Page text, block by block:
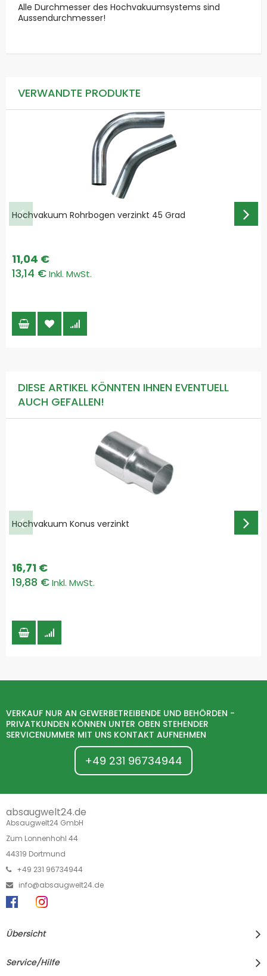
Alle Durchmesser des Hochvakuumsystems sind
Aussendurchmesser!
VERWANDTE PRODUKTE
Hochvakuum Rohrbogen verzinkt 45 Grad
13,14 €
11,04 €
DIESE ARTIKEL KÖNNTEN IHNEN EVENTUELL
AUCH GEFALLEN!
Hochvakuum Konus verzinkt
19,88 €
16,71 €
VERKAUF NUR AN GEWERBETREIBENDE UND BEHÖRDEN -
PRIVATKUNDEN KÖNNEN UNTER OBEN STEHENDER
SERVICENUMMER MIT UNS KONTAKT AUFNEHMEN
+49 231 96734944
absaugwelt24.de
Absaugwelt24 GmbH
Zum Lonnenhohl 44
44319 Dortmund
+49 231 96734944
info@absaugwelt24.de
Übersicht
Service/Hilfe